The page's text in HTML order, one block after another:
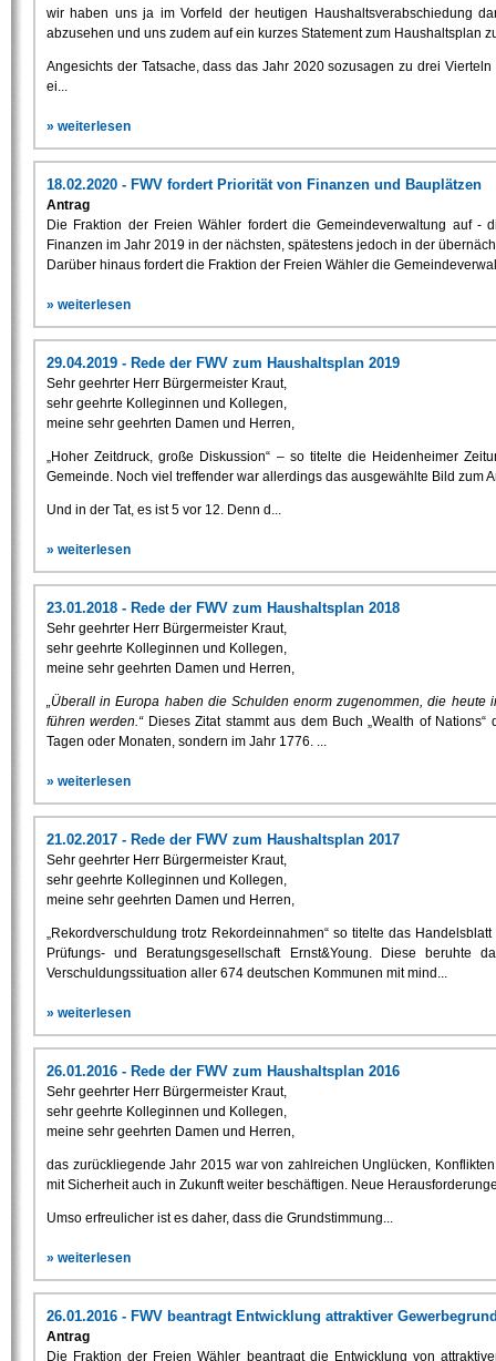
wir haben uns ja im Vorfeld der heutigen Haushaltsverabschiedung
abzusehen und uns zudem auf ein kurzes Statement zum Haushaltsplan
Angesichts der Tatsache, dass das Jahr 2020 sozusagen zu drei
ei...
» weiterlesen
18.02.2020 - FWV fordert Priorität von Finanzen und Bauplätzen
Antrag
Die Fraktion der Freien Wähler fordert die Gemeindeverwaltung auf
Finanzen im Jahr 2019 in der nächsten, spätestens jedoch in der
Darüber hinaus fordert die Fraktion der Freien Wähler die
» weiterlesen
29.04.2019 - Rede der FWV zum Haushaltsplan 2019
Sehr geehrter Herr Bürgermeister Kraut,
sehr geehrte Kolleginnen und Kollegen,
meine sehr geehrten Damen und Herren,
„Hoher Zeitdruck, große Diskussion“ – so titelte die Heidenheimer
Gemeinde. Noch viel treffender war allerdings das ausgewählte Bild zum
Und in der Tat, es ist 5 vor 12. Denn d...
» weiterlesen
23.01.2018 - Rede der FWV zum Haushaltsplan 2018
Sehr geehrter Herr Bürgermeister Kraut,
sehr geehrte Kolleginnen und Kollegen,
meine sehr geehrten Damen und Herren,
„Überall in Europa haben die Schulden enorm zugenommen, die
führen werden.“ Dieses Zitat stammt aus dem Buch „Wealth of
Tagen oder Monaten, sondern im Jahr 1776. ...
» weiterlesen
21.02.2017 - Rede der FWV zum Haushaltsplan 2017
Sehr geehrter Herr Bürgermeister Kraut,
sehr geehrte Kolleginnen und Kollegen,
meine sehr geehrten Damen und Herren,
„Rekordverschuldung trotz Rekordeinnahmen“ so titelte das
Prüfungs- und Beratungsgesellschaft Ernst&Young. Diese
Verschuldungssituation aller 674 deutschen Kommunen mit mind...
» weiterlesen
26.01.2016 - Rede der FWV zum Haushaltsplan 2016
Sehr geehrter Herr Bürgermeister Kraut,
sehr geehrte Kolleginnen und Kollegen,
meine sehr geehrten Damen und Herren,
das zurückliegende Jahr 2015 war von zahlreichen Unglücken,
mit Sicherheit auch in Zukunft weiter beschäftigen. Neue
Umso erfreulicher ist es daher, dass die Grundstimmung...
» weiterlesen
26.01.2016 - FWV beantragt Entwicklung attraktiver
Antrag
Die Fraktion der Freien Wähler beantragt die Entwicklung von